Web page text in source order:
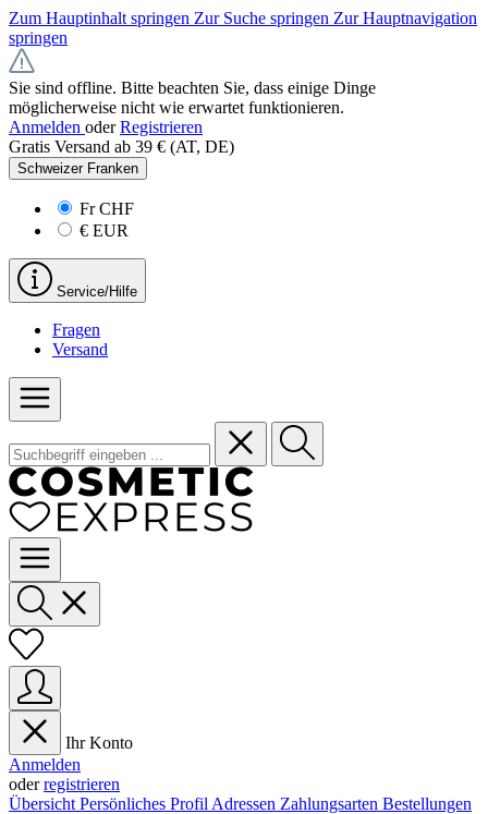
Zum Hauptinhalt springen Zur Suche springen Zur Hauptnavigation
springen
Sie sind offline. Bitte beachten Sie, dass einige Dinge
möglicherweise nicht wie erwartet funktionieren.
Anmelden oder Registrieren
Gratis Versand ab 39 € (AT, DE)
Schweizer Franken
FrCHF
€ EUR
Service/Hilfe
Fragen
Versand
Ihr Konto
Anmelden
oderregistrieren
Übersicht Persönliches Profil Adressen Zahlungsarten Bestellungen